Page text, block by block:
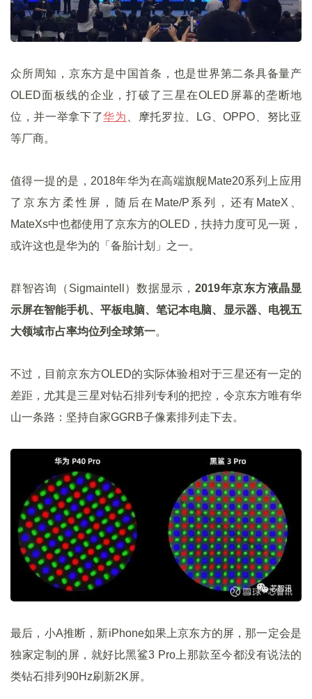
众所周知，京东方是中国首条，也是世界第二条具备量产
OLED面板线的企业，打破了三星在OLED屏幕的垄断地
位，并一举拿下了华为 、摩托罗拉、LG、OPPO、努比亚
等厂商。
值得一提的是，2018年华为在高端旗舰Mate20系列上应用
了京东方柔性屏，随后在Mate/P系列，还有MateX、
MateXs中也都使用了京东方的OLED，扶持力度可见一斑，
或许这也是华为的「备胎计划」之一。
群智咨询（Sigmaintell）数据显示， 2019年京东方液晶显
示屏在智能手机、平板电脑、笔记本电脑、显示器、电视五
大领域市占率均位列全球第一。
不过，目前京东方OLED的实际体验相对于三星还有一定的
差距，尤其是三星对钻石排列专利的把控，令京东方唯有华
山一条路：坚持自家GGRB子像素排列走下去。
最后，小A推断，新iPhone如果上京东方的屏，那一定会是
独家定制的屏，就好比黑鲨3 Pro上那款至今都没有说法的
类钻石排列90Hz刷新2K屏。